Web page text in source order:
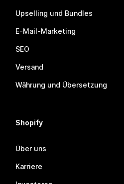
Upselling und Bundles
E-Mail-Marketing
SEO
Versand
Währung und Übersetzung
Shopify
Über uns
Karriere